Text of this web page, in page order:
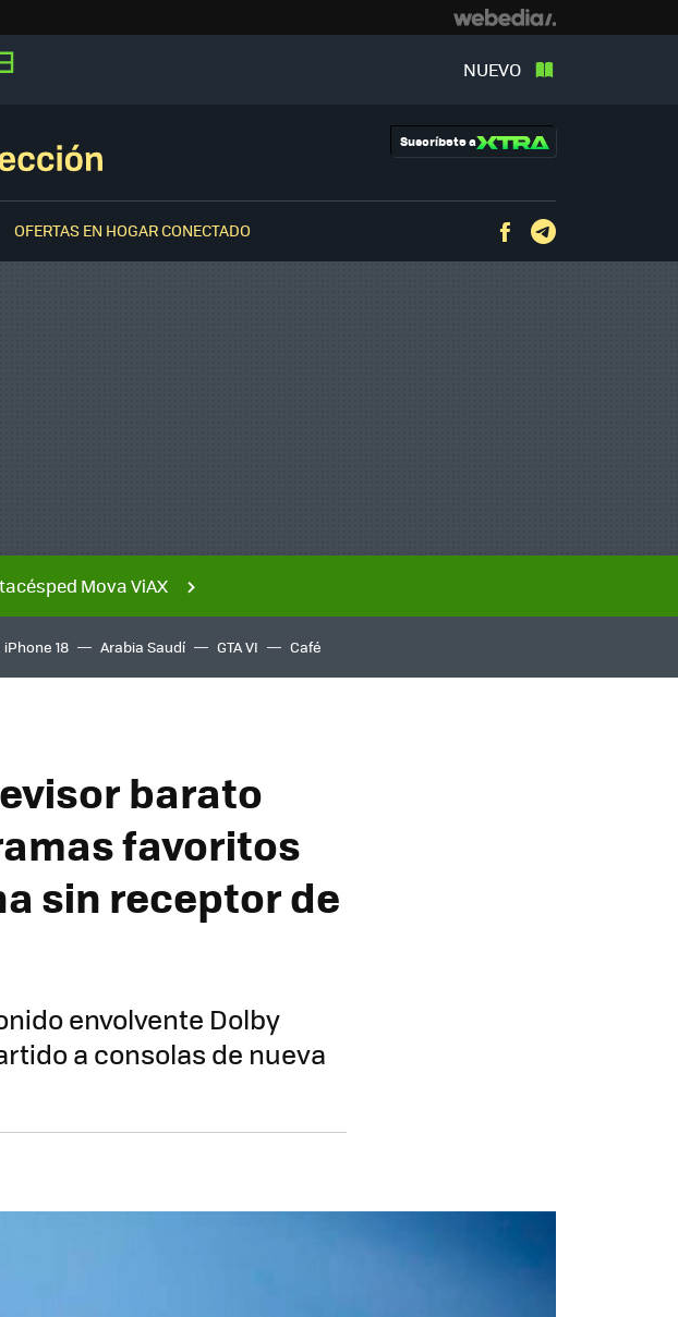
NUEVO
Suscríbete a
OFERTAS EN HOGAR CONECTADO Facebook
Mova ViAX
iPhone 18 Arabia Saudí GTA VI Café
barato
favoritos
sin receptor de
envolvente Dolby
a consolas de nueva